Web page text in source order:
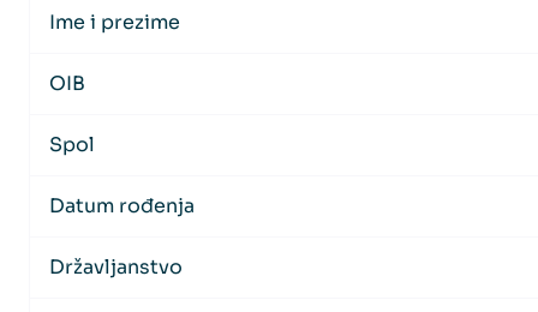
Ime i prezime
OIB
Spol
Datum rođenja
Državljanstvo